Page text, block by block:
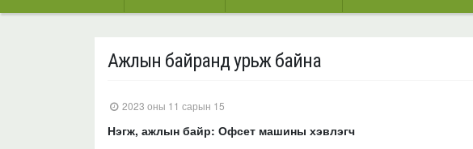
Ажлын байранд урьж байна
2023 оны 11 сарын 15
Нэгж, ажлын байр: Офсет машины хэвлэгч